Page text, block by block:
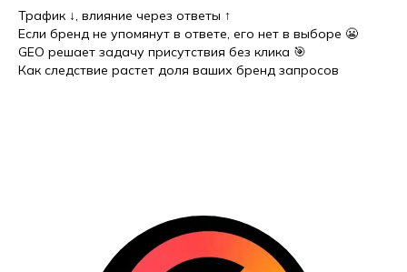
Трафик ↓, влияние через ответы ↑
Если бренд не упомянут в ответе, его нет в выборе 😬
GEO решает задачу присутствия без клика 🎯
Как следствие растет доля ваших бренд запросов